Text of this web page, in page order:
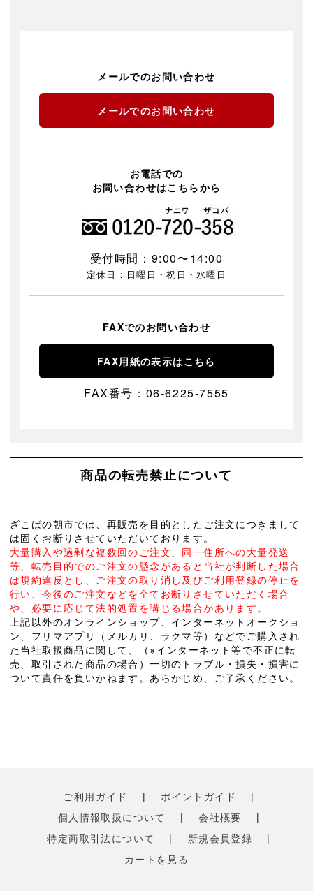
メールでのお問い合わせ
メールでのお問い合わせ
お電話での
お問い合わせはこちらから
受付時間：9:00〜14:00
定休日：日曜日・祝日・水曜日
FAXでのお問い合わせ
FAX用紙の表示はこちら
FAX番号：06-6225-7555
商品の転売禁止について
ざこばの朝市では、再販売を目的としたご注文につきまして
は固くお断りさせていただいております。
大量購入や過剰な複数回のご注文、同一住所への大量発送
等、転売目的でのご注文の懸念があると当社が判断した場合
は規約違反とし、ご注文の取り消し及びご利用登録の停止を
行い、今後のご注文などを全てお断りさせていただく場合
や、必要に応じて法的処置を講じる場合があります。
上記以外のオンラインショップ、インターネットオークショ
ン、フリマアプリ（メルカリ、ラクマ等）などでご購入され
た当社取扱商品に関して、（※インターネット等で不正に転
売、取引された商品の場合）一切のトラブル・損失・損害に
ついて責任を負いかねます。あらかじめ、ご了承ください。
ご利用ガイド | ポイントガイド
|
個人情報取扱について
| 会社概要
|
特定商取引法について
| 新規会員登録
|
カートを見る